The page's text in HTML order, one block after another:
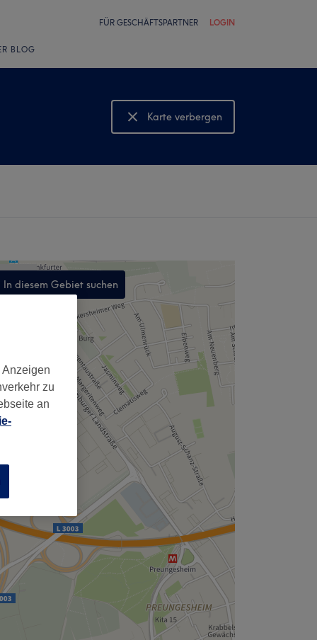
FÜR GESCHÄFTSPARTNER LOGIN
BLOG
Karte verbergen
Karte anzeigen
In diesem Gebiet suchen
zu
an